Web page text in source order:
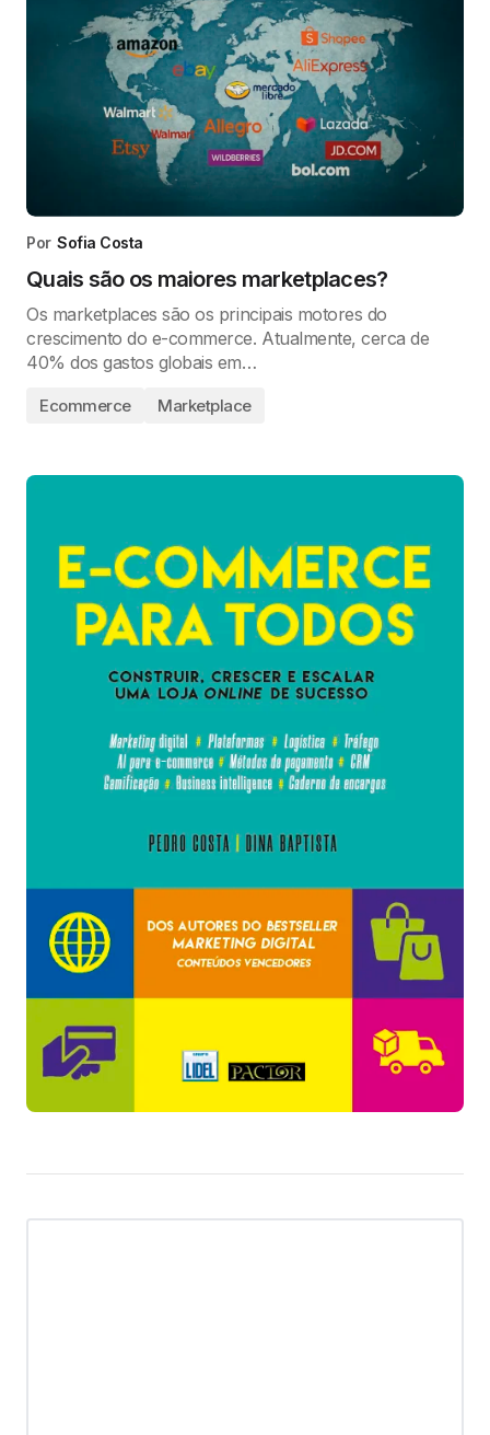
Por Sofia Costa
Quais são os maiores marketplaces?
Os marketplaces são os principais motores do
crescimento do e-commerce. Atualmente, cerca de
40% dos gastos globais em…
Ecommerce Marketplace